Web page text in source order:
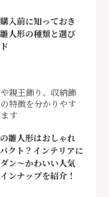
入前に知っておき
人形の種類と選び
親王飾り、収納飾
特徴を分かりやす
す
雛人形はおしゃれ
クト？インテリアに
ン～かわいい人気
ンナップを紹介！